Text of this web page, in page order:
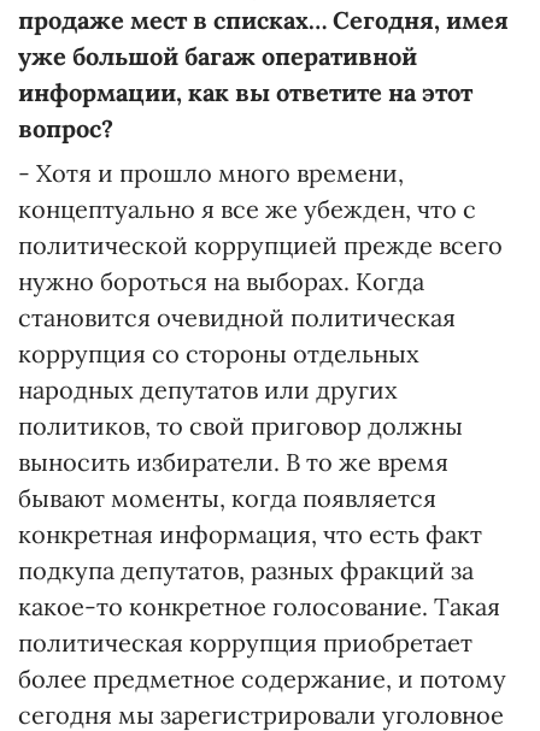
продаже мест в списках… Сегодня, имея
уже большой багаж оперативной
информации, как вы ответите на этот
вопрос?
- Хотя и прошло много времени,
концептуально я все же убежден, что с
политической коррупцией прежде всего
нужно бороться на выборах. Когда
становится очевидной политическая
коррупция со стороны отдельных
народных депутатов или других
политиков, то свой приговор должны
выносить избиратели. В то же время
бывают моменты, когда появляется
конкретная информация, что есть факт
подкупа депутатов, разных фракций за
какое-то конкретное голосование. Такая
политическая коррупция приобретает
более предметное содержание, и потому
сегодня мы зарегистрировали уголовное